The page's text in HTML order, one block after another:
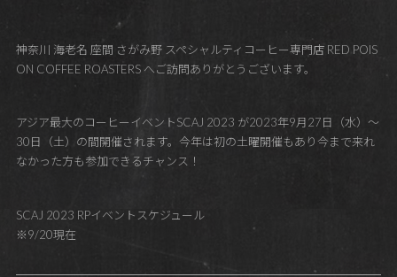
神奈川 海老名 座間 さがみ野 スペシャルティコーヒー専門店 RED POIS
ON COFFEE ROASTERS へご訪問ありがとうございます。
アジア最大のコーヒーイベントSCAJ 2023 が2023年9月27日（水）〜
30日（土）の間開催されます。今年は初の土曜開催もあり今まで来れ
なかった方も参加できるチャンス！
SCAJ 2023 RPイベントスケジュール
※9/20現在